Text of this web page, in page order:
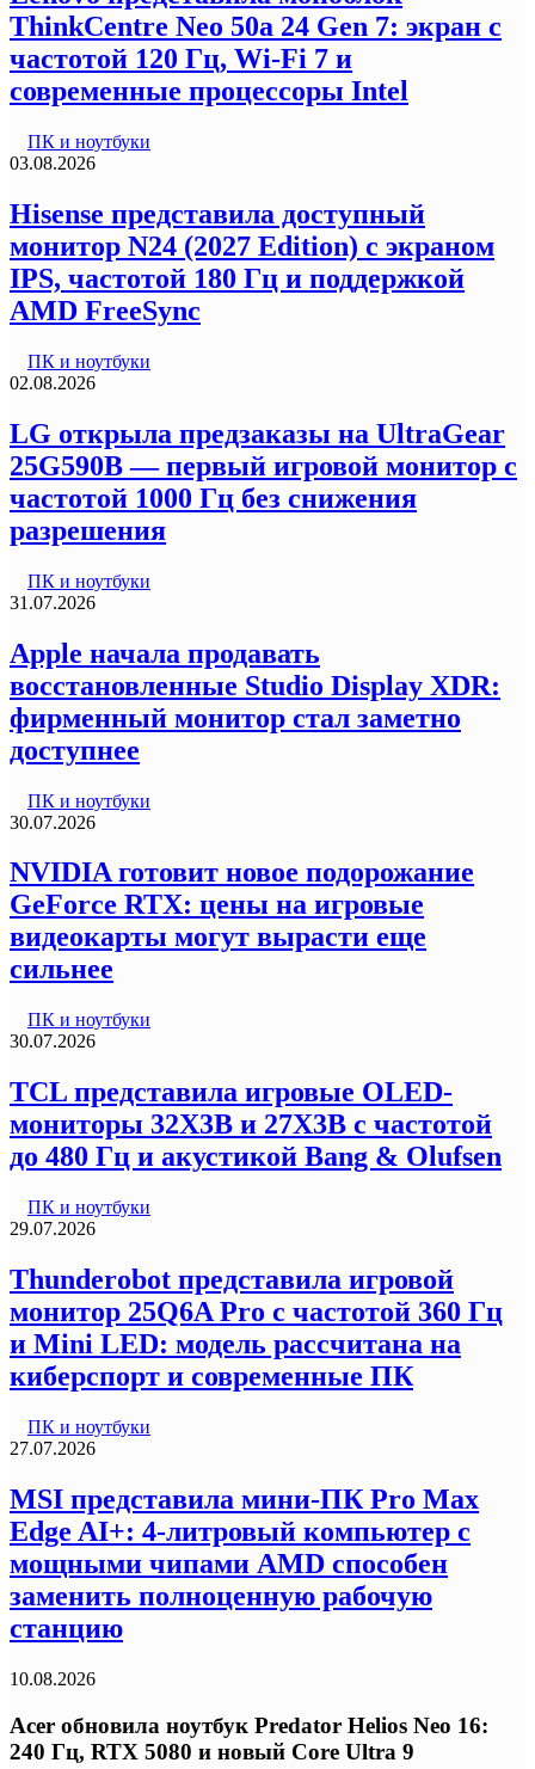
ThinkCentre Neo 50a 24 Gen 7: экран с
частотой 120 Гц, Wi-Fi 7 и
современные процессоры Intel
ПК и ноутбуки
03.08.2026
Hisense представила доступный
монитор N24 (2027 Edition) с экраном
IPS, частотой 180 Гц и поддержкой
AMD FreeSync
ПК и ноутбуки
02.08.2026
LG открыла предзаказы на UltraGear
25G590B — первый игровой монитор с
частотой 1000 Гц без снижения
разрешения
ПК и ноутбуки
31.07.2026
Apple начала продавать
восстановленные Studio Display XDR:
фирменный монитор стал заметно
доступнее
ПК и ноутбуки
30.07.2026
NVIDIA готовит новое подорожание
GeForce RTX: цены на игровые
видеокарты могут вырасти еще
сильнее
ПК и ноутбуки
30.07.2026
TCL представила игровые OLED-
мониторы 32X3B и 27X3B с частотой
до 480 Гц и акустикой Bang & Olufsen
ПК и ноутбуки
29.07.2026
Thunderobot представила игровой
монитор 25Q6A Pro с частотой 360 Гц
и Mini LED: модель рассчитана на
киберспорт и современные ПК
ПК и ноутбуки
27.07.2026
MSI представила мини-ПК Pro Max
Edge AI+: 4-литровый компьютер с
мощными чипами AMD способен
заменить полноценную рабочую
станцию
10.08.2026
Acer обновила ноутбук Predator Helios Neo 16:
240 Гц, RTX 5080 и новый Core Ultra 9